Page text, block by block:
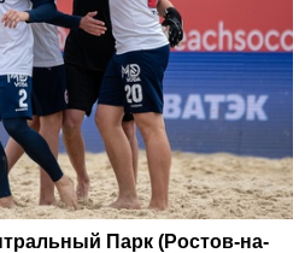
Парк (Ростов-на-